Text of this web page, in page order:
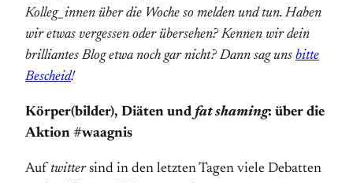
Kolleg_innen über die Woche so melden und tun. Haben
wir etwas vergessen oder übersehen? Kennen wir dein
brilliantes Blog etwa noch gar nicht? Dann sag uns bitte
Bescheid!
Körper(bilder), Diäten und fat shaming: über die
Aktion #waagnis
Auf twittersind in den letzten Tagen viele Debatten